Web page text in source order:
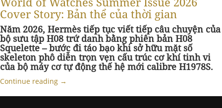
Cover Story: Bản thể của thời gian
Năm 2026, Hermès tiếp tục viết tiếp câu chuyện của
bộ sưu tập H08 trứ danh bằng phiên bản H08
Squelette – bước đi táo bạo khi sở hữu mặt số
skeleton phô diễn trọn vẹn cấu trúc cơ khí tinh vi
của bộ máy cơ tự động thế hệ mới calibre H1978S.
Continue reading →